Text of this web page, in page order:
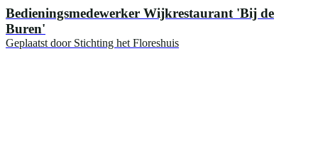
Bedieningsmedewerker Wijkrestaurant 'Bij de
Buren'
Geplaatst door Stichting het Floreshuis